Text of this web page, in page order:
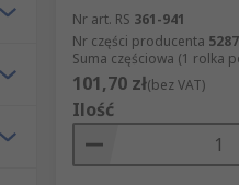
Nr art. RS 361-941
Nr części producenta
Suma częściowa (1 rolka
101,70 zł(bez VAT)
Ilość